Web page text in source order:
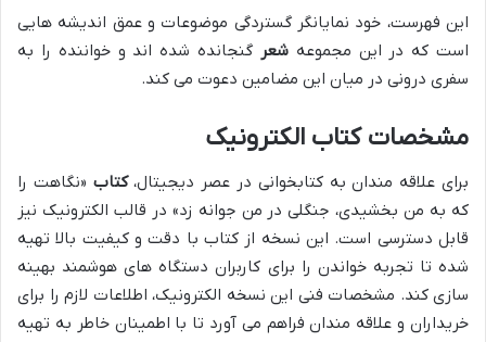
این فهرست، خود نمایانگر گستردگی موضوعات و عمق اندیشه هایی
است که در این مجموعهشعر گنجانده شده اند و خواننده را به
سفری درونی در میان این مضامین دعوت می کند.
مشخصات کتاب الکترونیک
برای علاقه مندان به کتابخوانی در عصر دیجیتال،کتاب «نگاهت را
که به من بخشیدی، جنگلی در من جوانه زد» در قالب الکترونیک نیز
قابل دسترسی است. این نسخه از کتاب با دقت و کیفیت بالا تهیه
شده تا تجربه خواندن را برای کاربران دستگاه های هوشمند بهینه
سازی کند. مشخصات فنی این نسخه الکترونیک، اطلاعات لازم را برای
خریداران و علاقه مندان فراهم می آورد تا با اطمینان خاطر به تهیه